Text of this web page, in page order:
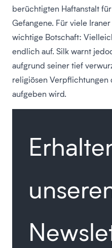
berüchtigten Haftanstalt
Gefangene. Für viele
wichtige Botschaft:
endlich auf. Silk warnt
aufgrund seiner tief
religiösen
aufgeben wird.